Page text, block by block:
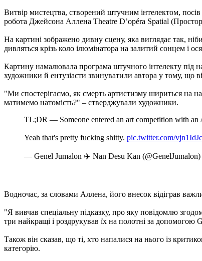
Витвір мистецтва, створений штучним інтелектом,
робота Джейсона Аллена Theatre D’opéra Spatial
На картині зображено дивну сцену, яка виглядає так,
дивляться крізь коло ілюмінатора на залитий сонцем і
Картину намалювала програма штучного інтелекту під
художники й ентузіасти звинуватили автора у тому, що
"Ми спостерігаємо, як смерть артистизму шириться на
матимемо натомість?" – стверджували художники.
TL;DR — Someone entered an art competition with an
Yeah that's pretty fucking shitty. pic.twitter.com/
— Genel Jumalon ✈️ Nan Desu Kan (@GenelJumalon)
Водночас, за словами Аллена, його внесок відіграв
"Я вивчав спеціальну підказку, про яку повідомлю
три найкращі і роздрукував їх на полотні за допомогою
Також він сказав, що ті, хто напалися на нього із
категорію.